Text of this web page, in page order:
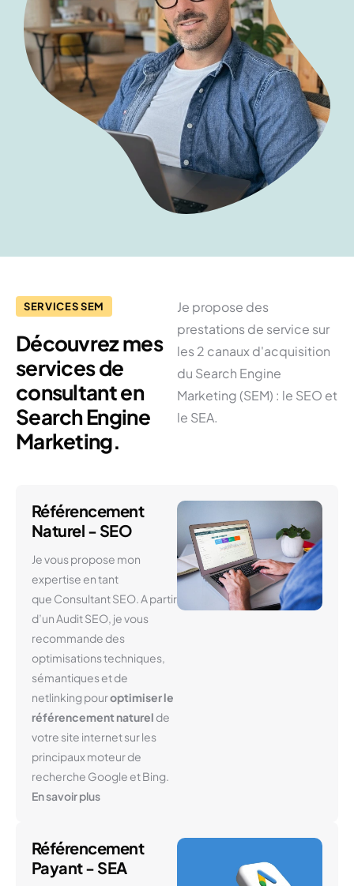
SERVICES SEM
Découvrez mes
services de
consultant en
Search Engine
Marketing.
Je propose des
prestations de service sur
les 2 canaux d'acquisition
du Search Engine
Marketing (SEM) : le SEO et
le SEA.
Référencement
Naturel - SEO
Je vous propose mon
expertise en tant
que Consultant SEO. A partir
d’un Audit SEO, je vous
recommande des
optimisations techniques,
sémantiques et de
netlinking pouroptimiser le
référencement naturelde
votre site internet sur les
principaux moteur de
recherche Google et Bing.
En savoir plus
Référencement
Payant - SEA